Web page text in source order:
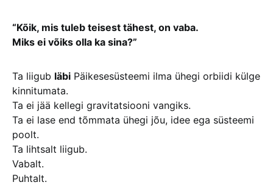
“Kõik, mis tuleb teisest tähest, on vaba.
Miks ei võiks olla ka sina?”
Ta liigub läbi Päikesesüsteemi ilma ühegi orbiidi külge
kinnitumata.
Ta ei jää kellegi gravitatsiooni vangiks.
Ta ei lase end tõmmata ühegi jõu, idee ega süsteemi
poolt.
Ta lihtsalt liigub.
Vabalt.
Puhtalt.